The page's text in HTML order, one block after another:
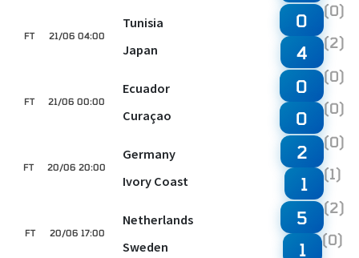
21/06 04:00
FT
Tunisia
Japan
0 (0)
4 (2)
21/06 00:00
FT
Ecuador
Curaçao
0 (0)
0 (0)
20/06 20:00
FT
Germany
Ivory Coast
2 (0)
1 (1)
20/06 17:00
FT
Netherlands
Sweden
5 (2)
1 (0)